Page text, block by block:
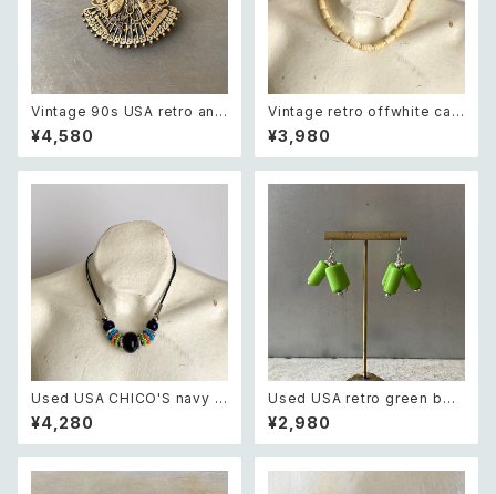
Vintage 90s USA retro ang
el nurse brooch レトロ アメ
リカ ヴィンテージ アクセサリー
エンジェル ナース ブローチ
¥4,580
Vintage retro offwhite car
ving beads necklace レトロ
ヴィンテージ アクセサリー オフ
ホワイト カービング ビーズ ネッ
¥3,980
Used USA CHICO'S navy b
lue×multicolor beads neck
lace レトロ アメリカ ユーズド
アクセサリー チコス ネイビーブ
¥4,280
Used USA retro green bea
ds pierce レトロ アメリカ ユ
ーズド アクセサリー グリーン ビ
ーズ ピアス/イヤリング
¥2,980